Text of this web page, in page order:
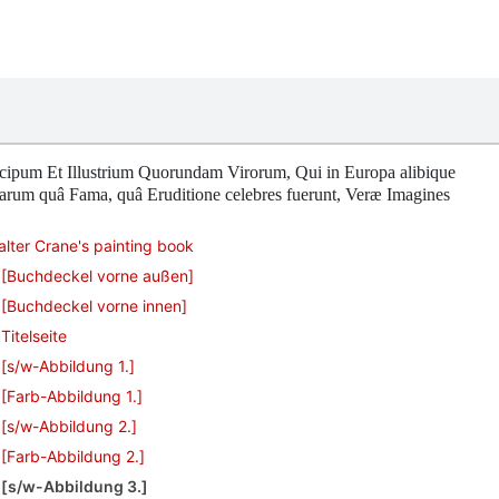
Et Illustrium Quorundam Virorum, Qui in Europa alibique
quâ Fama, quâ Eruditione celebres fuerunt, Veræ Imagines
Crane's painting book
[Buchdeckel vorne außen]
[Buchdeckel vorne innen]
Titelseite
[s/w-Abbildung 1.]
[Farb-Abbildung 1.]
[s/w-Abbildung 2.]
[Farb-Abbildung 2.]
[s/w-Abbildung 3.]